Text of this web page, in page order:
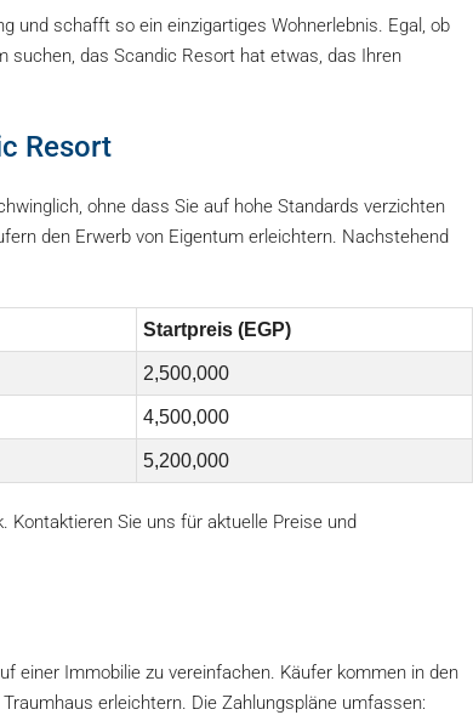
und schafft so ein einzigartiges Wohnerlebnis. Egal, ob
suchen, das Scandic Resort hat etwas, das Ihren
Resort
ohne dass Sie auf hohe Standards verzichten
den Erwerb von Eigentum erleichtern. Nachstehend
Startpreis (EGP)
2,500,000
4,500,000
5,200,000
Kontaktieren Sie uns für aktuelle Preise und
einer Immobilie zu vereinfachen. Käufer kommen in den
erleichtern. Die Zahlungspläne umfassen: